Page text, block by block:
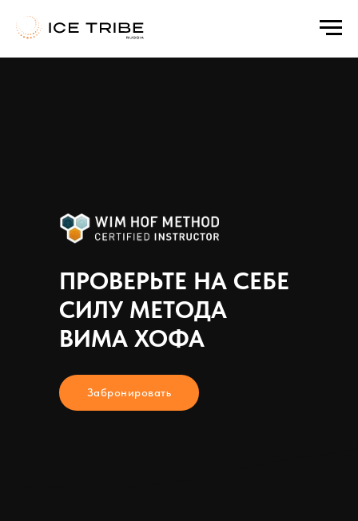
Html code will be here
ПРОВЕРЬТЕ НА СЕБЕ
СИЛУ МЕТОДА
ВИМА ХОФА
Забронировать